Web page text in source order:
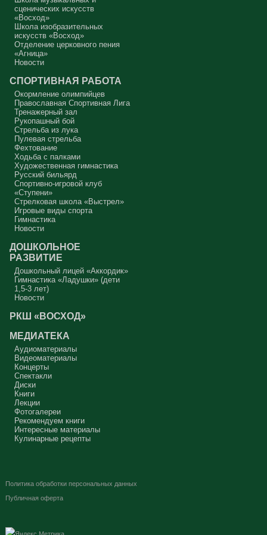
Аминь.
Протоиерей Андрей Алексеев
сценических искусств
«Восход»
Школа изобразительных
искусств «Восход»
Отделение церковного пения
«Агница»
Новости
СПОРТИВНАЯ РАБОТА
Окормление олимпийцев
Православная Спортивная Лига
Тренажерный зал
Рукопашный бой
Стрельба из лука
Пулевая стрельба
Фехтование
Ходьба с палками
Художественная гимнастика
Русский бильярд
Спортивно-игровой клуб
«Ступени»
Стрелковая школа «Выстрел»
Игровые виды спорта
Гимнастика
Новости
ДОШКОЛЬНОЕ
РАЗВИТИЕ
Дошкольный лицей «Аккордик»
Гимнастика «Ладушки» (дети
1,5-3 лет)
Новости
РКШ «ВОСХОД»
МЕДИАТЕКА
Аудиоматериалы
Видеоматериалы
Концерты
Спектакли
Диски
Книги
Лекции
Фотогалереи
Рекомендуем книги
Интересные материалы
Кулинарные рецепты
Политика обработки персональных данных
Публичная оферта